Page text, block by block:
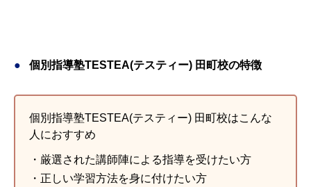
個別指導塾TESTEA(テスティー) 田町校の特徴
個別指導塾TESTEA(テスティー) 田町校はこんな
人におすすめ
・厳選された講師陣による指導を受けたい方
・正しい学習方法を身に付けたい方